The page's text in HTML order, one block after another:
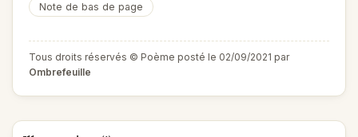
Note de bas de page
Tous droits réservés © Poème posté le 02/09/2021 par
Ombrefeuille